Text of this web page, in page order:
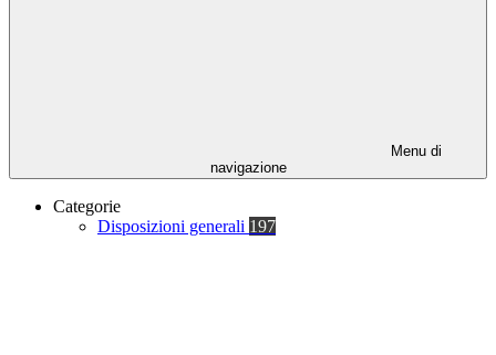
Menu di
navigazione
Categorie
Disposizioni generali 197